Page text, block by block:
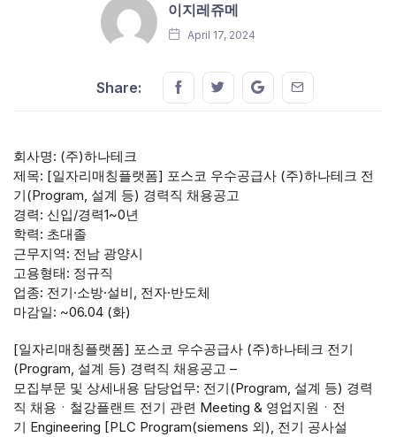
이지레쥬메
April 17, 2024
Share: Share this on FaceBook
Share this on Twitter
Share this on GMail
Share this on
회사명: (주)하나테크
제목: [일자리매칭플랫폼] 포스코 우수공급사 (주)하나테크 전
기(Program, 설계 등) 경력직 채용공고
경력: 신입/경력1~0년
학력: 초대졸
근무지역: 전남 광양시
고용형태: 정규직
업종: 전기·소방·설비, 전자·반도체
마감일: ~06.04 (화)
[일자리매칭플랫폼] 포스코 우수공급사 (주)하나테크 전기
(Program, 설계 등) 경력직 채용공고 –
모집부문 및 상세내용 담당업무: 전기(Program, 설계 등) 경력
직 채용ㆍ철강플랜트 전기 관련 Meeting & 영업지원ㆍ전
기 Engineering [PLC Program(siemens 외), 전기 공사설